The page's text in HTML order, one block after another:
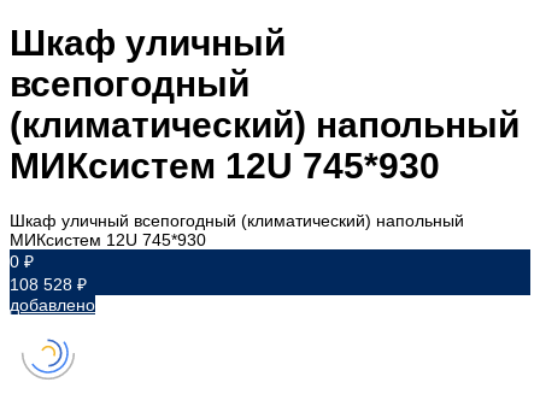
Шкаф уличный
всепогодный
(климатический) напольный
МИКсистем 12U 745*930
Шкаф уличный всепогодный (климатический) напольный
МИКсистем 12U 745*930
0 ₽
108 528 ₽
добавлено